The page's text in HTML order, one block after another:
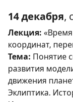
14 декабря,
Лекция:
координат,
Тема: Понятие
развития
движения
Эклиптика.